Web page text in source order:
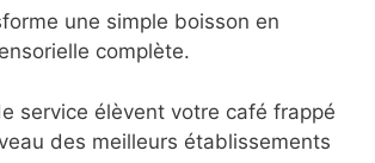
une simple boisson en
complète.
service élèvent votre café frappé
des meilleurs établissements